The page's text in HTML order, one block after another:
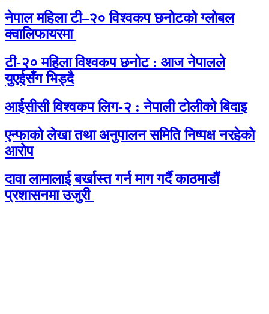
नेपाल महिला टी–२० विश्वकप छनोटको ग्लोबल
क्वालिफायरमा
टी-२० महिला विश्वकप छनोट : आज नेपालले
युएईसँग भिड्दै
आईसीसी विश्वकप लिग-२ : नेपाली टोलीको बिदाइ
एन्फाको लेखा तथा अनुपालन समिति निष्पक्ष नरहेको
आरोप
दावा लामालाई बर्खास्त गर्न माग गर्दै काठमाडौंं
प्रशासनमा उजुरी